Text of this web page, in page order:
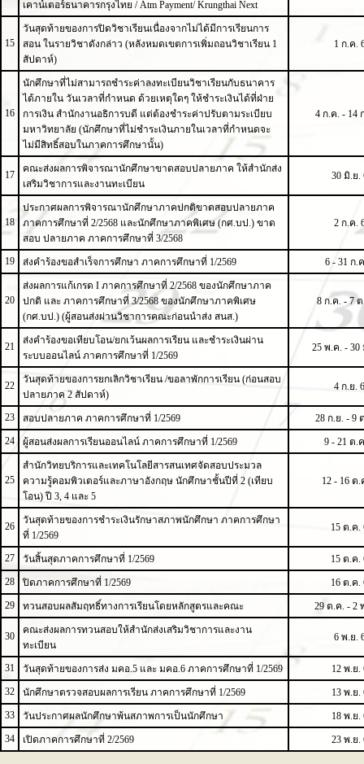
เคาน์เตอร์ธนาคารกรุงไทย / Atm Payment/ Krungthai Next
15
วันสุดท้ายของการปิดวิชาเรียนเนื่องจากไม่ได้มีการเรียนการ
สอน ในรายวิชาดังกล่าว (หลังหมดเขตการเพิ่มถอนวิชาเรียน 1
สัปดาห์)
1 ก.ค.
16
นักศึกษาที่ไม่สามารถชำระค่าลงทะเบียนวิชาเรียนกับธนาคาร
ได้ภายใน วันเวลาที่กำหนด ด้วยเหตุใดๆ ให้ชำระเงินได้ที่ฝ่าย
การเงิน สำนักงานอธิการบดี แต่ต้องชำระค่าปรับตามระเบียบ
มหาวิทยาลัย (นักศึกษาที่ไม่ชำระเงินภายในเวลาที่กำหนดจะ
ไม่มีสิทธิ์สอบในภาคการศึกษานั้น)
4 ก.ค. - 14
17
คณะส่งผลการพิจารณานักศึกษาขาดสอบปลายภาค ให้สำนักส่ง
เสริมวิชาการและงานทะเบียน
30 มิ.ย.
18
ประกาศผลการพิจารณานักศึกษาภาคปกติขาดสอบปลายภาค
ภาคการศึกษาที่ 2/2568 และนักศึกษาภาคพิเศษ (กศ.บป.) ขาด
สอบ ปลายภาค ภาคการศึกษาที่ 3/2568
2 ก.ค.
19 ส่งคำร้องขอสำเร็จการศึกษา ภาคการศึกษาที่ 1/2569 6 - 31 ก.
20
ส่งผลการแก้เกรด I ภาคการศึกษาที่ 2/2568 ของนักศึกษาภาค
ปกติ และ ภาคการศึกษาที่ 3/2568 ของนักศึกษาภาคพิเศษ
(กศ.บป.) (ผู้สอนส่งผ่านวิชาการคณะก่อนนำส่ง สนส.)
8 ก.ค. - 7
21
ส่งคำร้องขอเทียบโอน/ยกเว้นผลการเรียน และชำระเงินผ่าน
ระบบออนไลน์ ภาคการศึกษาที่ 1/2569
25 พ.ค. - 30
22
วันสุดท้ายของการยกเลิกวิชาเรียน /ขอลาพักการเรียน (ก่อนสอบ
ปลายภาค 2 สัปดาห์)
4 ก.ย.
23 สอบปลายภาค ภาคการศึกษาที่ 1/2569
28 ก.ย. - 9
24
ผู้สอนส่งผลการเรียนออนไลน์ ภาคการศึกษาที่ 1/2569 9 - 21 ต.
25
สำนักวิทยบริการและเทคโนโลยีสารสนเทศจัดสอบประมวล
ความรู้คอมพิวเตอร์และภาษาอังกฤษ นักศึกษาชั้นปีที่ 2 (เทียบ
โอน) ปี 3, 4 และ 5
12 - 16 ต.
26
วันสุดท้ายของการชำระเงินรักษาสภาพนักศึกษา ภาคการศึกษา
ที่ 1/2569
15 ต.ค.
27 วันสิ้นสุดภาคการศึกษาที่ 1/2569
15 ต.ค.
28
ปิดภาคการศึกษาที่ 1/2569
16 ต.ค.
29
ทวนสอบผลสัมฤทธิ์ทางการเรียนโดยหลักสูตรและคณะ 29 ต.ค. - 2
30
คณะส่งผลการทวนสอบให้สำนักส่งเสริมวิชาการและงาน
ทะเบียน
6 พ.ย.
31 วันสุดท้ายของการส่ง มคอ.5 และ มคอ.6 ภาคการศึกษาที่ 1/2569
12 พ.ย.
32
นักศึกษาตรวจสอบผลการเรียน ภาคการศึกษาที่ 1/2569
13 พ.ย.
33
วันประกาศผลนักศึกษาพ้นสภาพการเป็นนักศึกษา
18 พ.ย.
34
เปิดภาคการศึกษาที่ 2/2569 23 พ.ย.